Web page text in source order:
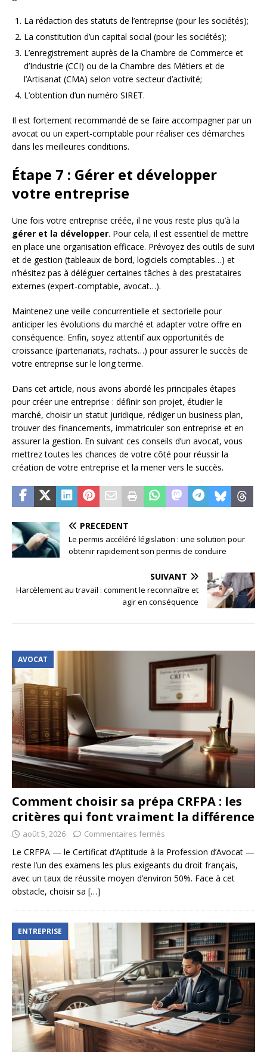
La rédaction des statuts de l’entreprise (pour les sociétés);
La constitution d’un capital social (pour les sociétés);
L’enregistrement auprès de la Chambre de Commerce et
d’Industrie (CCI) ou de la Chambre des Métiers et de
l’Artisanat (CMA) selon votre secteur d’activité;
L’obtention d’un numéro SIRET.
Il est fortement recommandé de se faire accompagner par un
avocat ou un expert-comptable pour réaliser ces démarches
dans les meilleures conditions.
Étape 7 : Gérer et développer
votre entreprise
Une fois votre entreprise créée, il ne vous reste plus qu’à la
gérer et la développer. Pour cela, il est essentiel de mettre
en place une organisation efficace. Prévoyez des outils de suivi
et de gestion (tableaux de bord, logiciels comptables…) et
n’hésitez pas à déléguer certaines tâches à des prestataires
externes (expert-comptable, avocat…).
Maintenez une veille concurrentielle et sectorielle pour
anticiper les évolutions du marché et adapter votre offre en
conséquence. Enfin, soyez attentif aux opportunités de
croissance (partenariats, rachats…) pour assurer le succès de
votre entreprise sur le long terme.
Dans cet article, nous avons abordé les principales étapes
pour créer une entreprise : définir son projet, étudier le
marché, choisir un statut juridique, rédiger un business plan,
trouver des financements, immatriculer son entreprise et en
assurer la gestion. En suivant ces conseils d’un avocat, vous
mettrez toutes les chances de votre côté pour réussir la
création de votre entreprise et la mener vers le succès.
PRÉCÉDENT
Le permis accéléré législation : une solution pour
obtenir rapidement son permis de conduire
SUIVANT
Harcèlement au travail : comment le reconnaître et
agir en conséquence
AVOCAT
Comment choisir sa prépa CRFPA : les
critères qui font vraiment la différence
août 5, 2026 Commentaires fermés
Le CRFPA — le Certificat d’Aptitude à la Profession d’Avocat —
reste l’un des examens les plus exigeants du droit français,
avec un taux de réussite moyen d’environ 50%. Face à cet
obstacle, choisir sa […]
ENTREPRISE